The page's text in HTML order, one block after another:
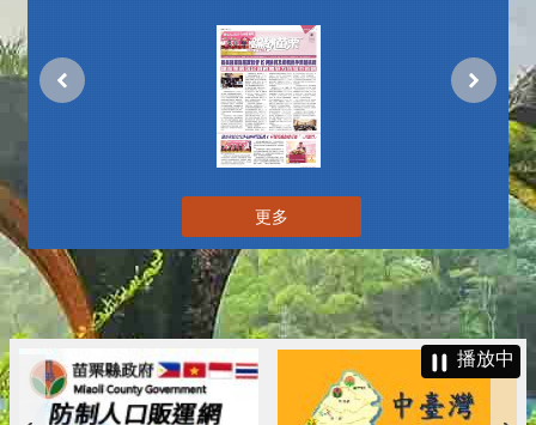
更多
播放中